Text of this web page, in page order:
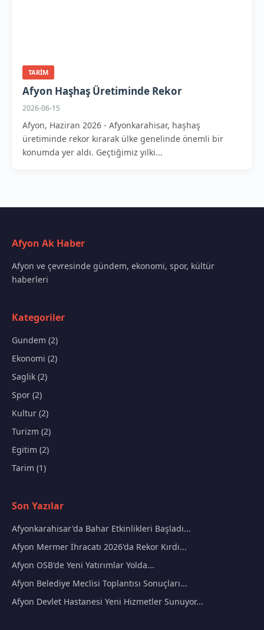
TARIM
Afyon Haşhaş Üretiminde Rekor
2026-06-15
Afyon, Haziran 2026 - Afyonkarahisar, haşhaş
üretiminde rekor kırarak ülke genelinde önemli bir
konumda yer aldı. Geçtiğimiz yılki...
Afyon Ak Haber
Afyon ve çevresinde gündem, ekonomi, spor, kültür
haberleri
Kategoriler
Gundem (2)
Ekonomi (2)
Saglik (2)
Spor (2)
Kultur (2)
Turizm (2)
Egitim (2)
Tarim (1)
Son Yazılar
Afyonkarahisar'da Bahar Etkinlikleri Başladı...
Afyon Mermer İhracatı 2026'da Rekor Kırdı...
Afyon OSB'de Yeni Yatırımlar Yolda...
Afyon Belediye Meclisi Toplantısı Sonuçları...
Afyon Devlet Hastanesi Yeni Hizmetler Sunuyor...